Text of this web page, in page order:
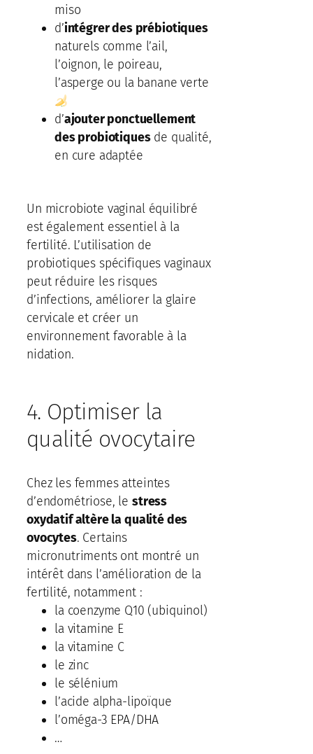
miso
d’intégrer des prébiotiques
naturels comme l’ail,
l’oignon, le poireau,
l’asperge ou la banane verte
d’ajouter ponctuellement
des probiotiquesde qualité,
en cure adaptée
Un microbiote vaginal équilibré
est également essentiel à la
fertilité. L’utilisation de
probiotiques spécifiques vaginaux
peut réduire les risques
d’infections, améliorer la glaire
cervicale et créer un
environnement favorable à la
nidation.
4. Optimiser la
qualité ovocytaire
Chez les femmes atteintes
d’endométriose, le stress
oxydatif altère la qualité des
ovocytes. Certains
micronutriments ont montré un
intérêt dans l’amélioration de la
fertilité, notamment :
la coenzyme Q10 (ubiquinol)
la vitamine E
la vitamine C
le zinc
le sélénium
l’acide alpha-lipoïque
l’oméga-3 EPA/DHA
…